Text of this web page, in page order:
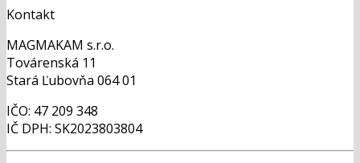
Kontakt
MAGMAKAM s.r.o.
Továrenská 11
Stará Ľubovňa 064 01
IČO: 47 209 348
IČ DPH: SK2023803804